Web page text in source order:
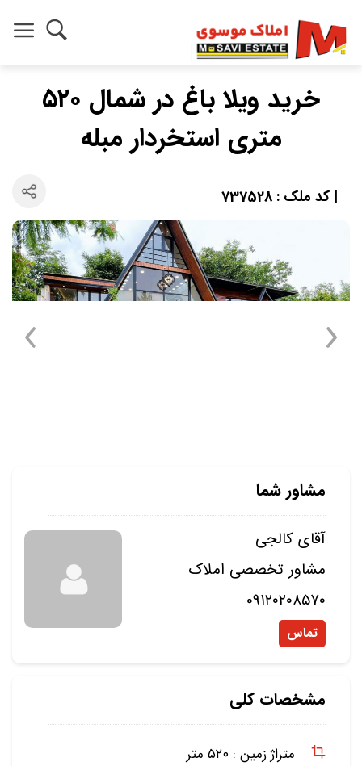
خرید ویلا باغ در شمال ۵۲۰
متری استخردار مبله
| کد ملک : 737528
مشاور شما
آقای کالجی
مشاور تخصصی املاک
09۱۲۰۲۰۸۵۷۰
تماس
مشخصات کلی
متراژ زمین : ۵۲۰ متر